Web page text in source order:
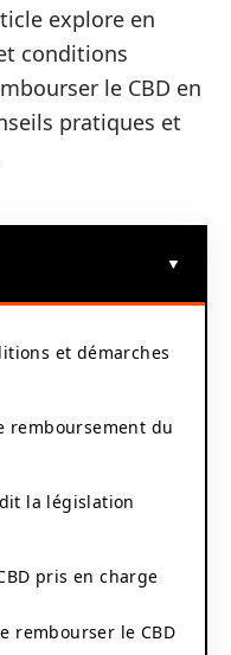
explore en
conditions
le CBD en
pratiques et
et démarches
remboursement du
la législation
pris en charge
rembourser le CBD